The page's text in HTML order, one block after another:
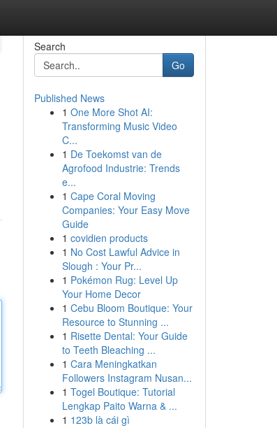
Search
Go
Published News
1 One More Shot AI:
Transforming Music Video
C...
1 De Toekomst van de
Agrofood Industrie: Trends
e...
1 Cape Coral Moving
Companies: Your Easy Move
Guide
1 covidien products
1 No Cost Lawful Advice in
Slough : Your Pr...
1 Pokémon Rug: Level Up
Your Home Decor
1 Cebu Bloom Boutique: Your
Resource to Stunning ...
1 Risette Dental: Your Guide
to Teeth Bleaching ...
1 Cara Meningkatkan
Followers Instagram Nusan...
1 Togel Boutique: Tutorial
Lengkap Paito Warna & ...
1 123b là cái gì